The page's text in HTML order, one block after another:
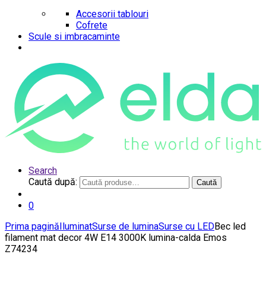
Accesorii tablouri
Cofrete
Scule si imbracaminte
Search
Caută după:
Caută
0
Prima paginăIluminatSurse de luminaSurse cu LEDBec led
filament mat decor 4W E14 3000K lumina-calda Emos
Z74234